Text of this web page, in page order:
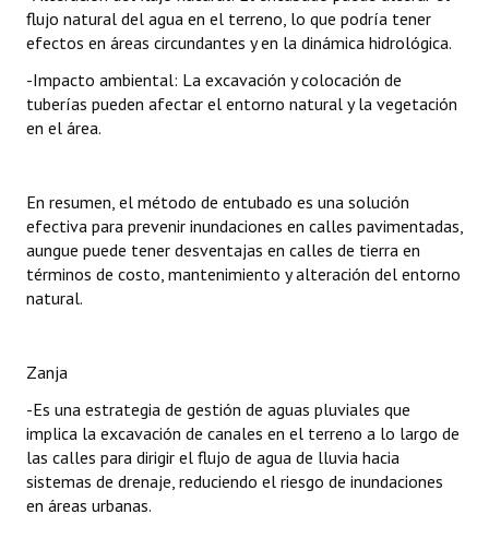
flujo natural del agua en el terreno, lo que podría tener
efectos en áreas circundantes y en la dinámica hidrológica.
-Impacto ambiental: La excavación y colocación de
tuberías pueden afectar el entorno natural y la vegetación
en el área.
En resumen, el método de entubado es una solución
efectiva para prevenir inundaciones en calles pavimentadas,
aungue puede tener desventajas en calles de tierra en
términos de costo, mantenimiento y alteración del entorno
natural.
Zanja
-Es una estrategia de gestión de aguas pluviales que
implica la excavación de canales en el terreno a lo largo de
las calles para dirigir el flujo de agua de lluvia hacia
sistemas de drenaje, reduciendo el riesgo de inundaciones
en áreas urbanas.